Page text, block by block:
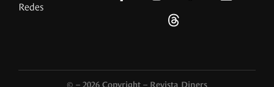
Redes
© – 2026 Copyright – Revista Diners